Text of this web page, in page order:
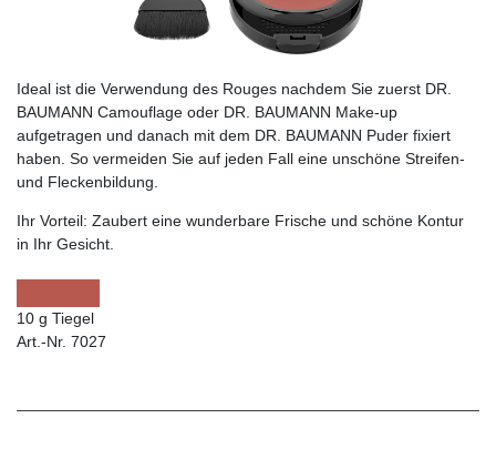
Ideal ist die Verwendung des Rouges nachdem Sie zuerst DR.
BAUMANN Camouflage oder DR. BAUMANN Make-up
aufgetragen und danach mit dem DR. BAUMANN Puder fixiert
haben. So vermeiden Sie auf jeden Fall eine unschöne Streifen-
und Fleckenbildung.
Ihr Vorteil: Zaubert eine wunderbare Frische und schöne Kontur
in Ihr Gesicht.
10 g Tiegel
Art.-Nr. 7027